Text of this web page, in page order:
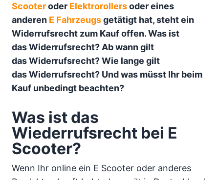
Scooteroder Elektrorollersoder eines
anderen E Fahrzeugsgetätigt hat, steht ein
Widerrufsrecht zum Kauf offen. Was ist
das Widerrufsrecht? Ab wann gilt
das Widerrufsrecht? Wie lange gilt
das Widerrufsrecht? Und was müsst Ihr beim
Kauf unbedingt beachten?
Was ist das
Wiederrufsrecht bei E
Scooter?
Wenn Ihr online ein E Scooter oder anderes